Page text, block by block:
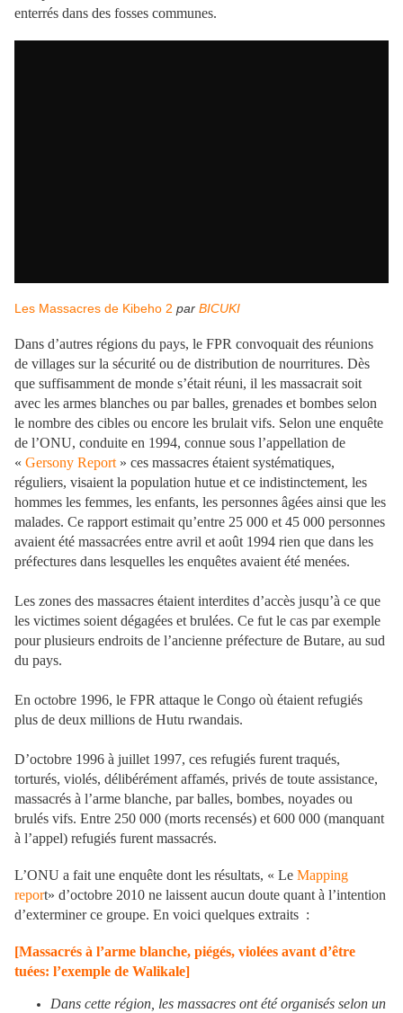
enterrés dans des fosses communes.
Les Massacres de Kibeho 2 par BICUKI
Dans d’autres régions du pays, le FPR convoquait des réunions
de villages sur la sécurité ou de distribution de nourritures. Dès
que suffisamment de monde s’était réuni, il les massacrait soit
avec les armes blanches ou par balles, grenades et bombes selon
le nombre des cibles ou encore les brulait vifs. Selon une enquête
de l’ONU, conduite en 1994, connue sous l’appellation de
« Gersony Report » ces massacres étaient systématiques,
réguliers, visaient la population hutue et ce indistinctement, les
hommes les femmes, les enfants, les personnes âgées ainsi que les
malades. Ce rapport estimait qu’entre 25 000 et 45 000 personnes
avaient été massacrées entre avril et août 1994 rien que dans les
préfectures dans lesquelles les enquêtes avaient été menées.
Les zones des massacres étaient interdites d’accès jusqu’à ce que
les victimes soient dégagées et brulées. Ce fut le cas par exemple
pour plusieurs endroits de l’ancienne préfecture de Butare, au sud
du pays.
En octobre 1996, le FPR attaque le Congo où étaient refugiés
plus de deux millions de Hutu rwandais.
D’octobre 1996 à juillet 1997, ces refugiés furent traqués,
torturés, violés, délibérément affamés, privés de toute assistance,
massacrés à l’arme blanche, par balles, bombes, noyades ou
brulés vifs. Entre 250 000 (morts recensés) et 600 000 (manquant
à l’appel) refugiés furent massacrés.
L’ONU a fait une enquête dont les résultats, « Le Mapping
report» d’octobre 2010 ne laissent aucun doute quant à l’intention
d’exterminer ce groupe. En voici quelques extraits :
[Massacrés à l’arme blanche, piégés, violées avant d’être
tuées: l’exemple de Walikale]
Dans cette région, les massacres ont été organisés selon un